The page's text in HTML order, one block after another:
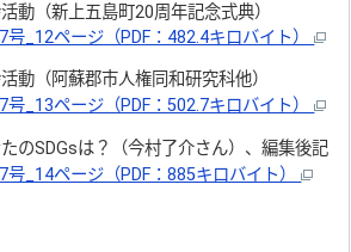
動（新上五島町20周年記念式典）
号_12ページ（PDF：482.4キロバイト）
動（阿蘇郡市人権同和研究科他）
号_13ページ（PDF：502.7キロバイト）
のSDGsは？（今村了介さん）、編集後記
号_14ページ（PDF：885キロバイト）